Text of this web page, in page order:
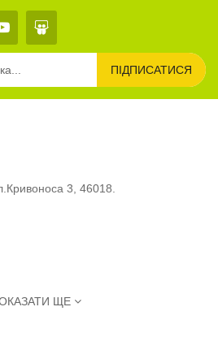
ПІДПИСАТИСЯ
3, 46018.
ЩЕ